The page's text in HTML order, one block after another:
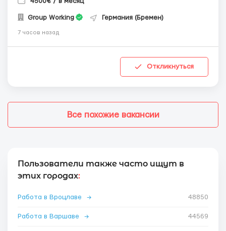
Group Working Германия (Бремен)
7 часов назад
Откликнуться
Все похожие вакансии
Пользователи также часто ищут в
этих городах:
Работа в Вроцлаве → 48850
Работа в Варшаве → 44569